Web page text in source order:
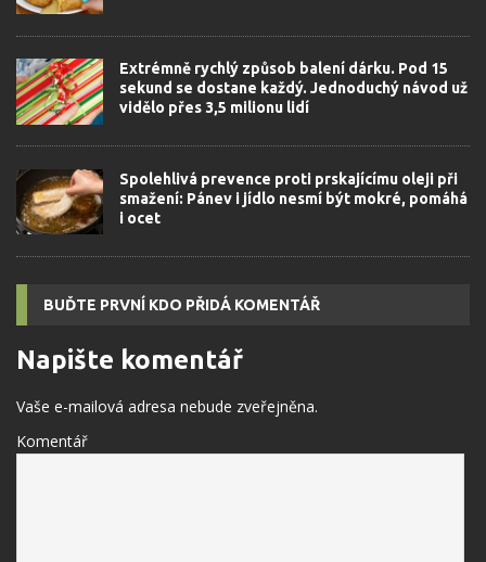
Extrémně rychlý způsob balení dárku. Pod 15
sekund se dostane každý. Jednoduchý návod už
vidělo přes 3,5 milionu lidí
Spolehlivá prevence proti prskajícímu oleji při
smažení: Pánev i jídlo nesmí být mokré, pomáhá
i ocet
BUĎTE PRVNÍ KDO PŘIDÁ KOMENTÁŘ
Napište komentář
Vaše e-mailová adresa nebude zveřejněna.
Komentář